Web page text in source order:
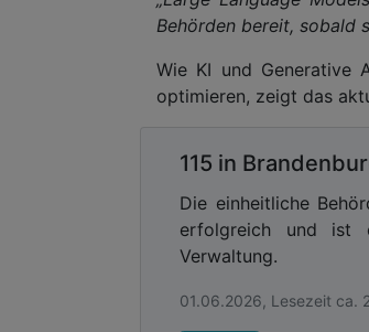
Behörden bereit, sobald
Wie KI und Generative
optimieren, zeigt das
115 in
Die einheitliche
erfolgreich und ist
Verwaltung.
01.06.2026, Lesezeit ca.